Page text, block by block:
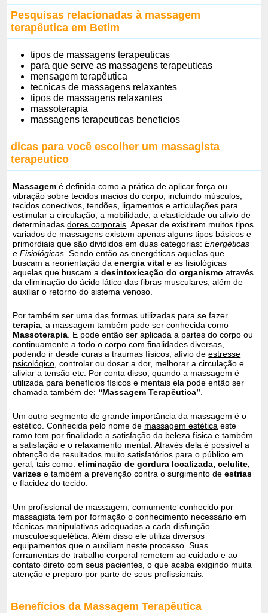
Pesquisas relacionadas à massagem
terapêutica em Betim
tipos de massagens terapeuticas
para que serve as massagens terapeuticas
mensagem terapêutica
tecnicas de massagens relaxantes
tipos de massagens relaxantes
massoterapia
massagens terapeuticas beneficios
dicas para você escolher um massagista
terapeutico
Massagem é definida como a prática de aplicar força ou
vibração sobre tecidos macios do corpo, incluindo músculos,
tecidos conectivos, tendões, ligamentos e articulações para
estimular a circulação , a mobilidade, a elasticidade ou alivio de
determinadasdores corporais . Apesar de existirem muitos tipos
variados de massagens existem apenas alguns tipos básicos e
primordiais que são divididos em duas categorias:Energéticas
e Fisiológicas . Sendo então as energéticas aquelas que
buscam a reorientação daenergia vital e as fisiológicas
aquelas que buscam adesintoxicação do organismo através
da eliminação do ácido lático das fibras musculares, além de
auxiliar o retorno do sistema venoso.
Por também ser uma das formas utilizadas para se fazer
terapia , a massagem também pode ser conhecida como
Massoterapia . E pode então ser aplicada a partes do corpo ou
continuamente a todo o corpo com finalidades diversas,
podendo ir desde curas a traumas físicos, alívio deestresse
psicológico , controlar ou dosar a dor, melhorar a circulação e
aliviar atensão etc. Por conta disso, quando a massagem é
utilizada para benefícios físicos e mentais ela pode então ser
chamada também de: “Massagem Terapêutica”
Um outro segmento de grande importância da massagem é o
estético. Conhecida pelo nome de massagem estética este
ramo tem por finalidade a satisfação da beleza física e também
a satisfação e o relaxamento mental. Através dela é possível a
obtenção de resultados muito satisfatórios para o público em
geral, tais como:eliminação de gordura localizada, celulite,
varizes e também a prevenção contra o surgimento deestrias
e flacidez do tecido.
Um profissional de massagem, comumente conhecido por
massagista tem por formação o conhecimento necessário em
técnicas manipulativas adequadas a cada disfunção
musculoesquelética. Além disso ele utiliza diversos
equipamentos que o auxiliam neste processo. Suas
ferramentas de trabalho corporal remetem ao cuidado e ao
contato direto com seus pacientes, o que acaba exigindo muita
atenção e preparo por parte de seus profissionais.
Benefícios da Massagem Terapêutica